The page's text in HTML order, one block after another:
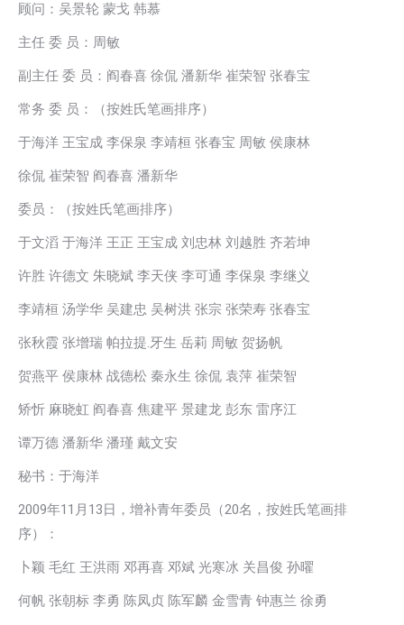
顾问：吴景轮 蒙戈 韩慕
主任 委 员：周敏
副主任 委 员：阎春喜 徐侃 潘新华 崔荣智 张春宝
常务 委 员：（按姓氏笔画排序）
于海洋 王宝成 李保泉 李靖桓 张春宝 周敏 侯康林
徐侃 崔荣智 阎春喜 潘新华
委员：（按姓氏笔画排序）
于文滔 于海洋 王正 王宝成 刘忠林 刘越胜 齐若坤
许胜 许德文 朱晓斌 李天侠 李可通 李保泉 李继义
李靖桓 汤学华 吴建忠 吴树洪 张宗 张荣寿 张春宝
张秋霞 张增瑞 帕拉提.牙生 岳莉 周敏 贺扬帆
贺燕平 侯康林 战德松 秦永生 徐侃 袁萍 崔荣智
矫忻 麻晓虹 阎春喜 焦建平 景建龙 彭东 雷序江
谭万德 潘新华 潘瑾 戴文安
秘书：于海洋
2009年11月13日，增补青年委员（20名，按姓氏笔画排
序）：
卜颖 毛红 王洪雨 邓再喜 邓斌 光寒冰 关昌俊 孙曜
何帆 张朝标 李勇 陈凤贞 陈军麟 金雪青 钟惠兰 徐勇